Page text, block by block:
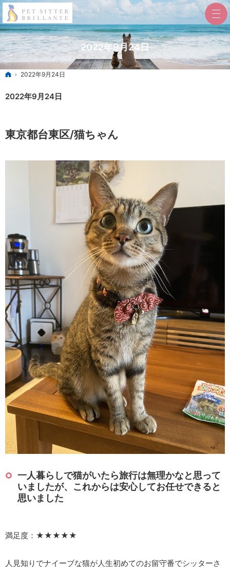
2022年9月24日
ホーム
2022年9月24日
2022年9月24日
東京都台東区/猫ちゃん
一人暮らしで猫がいたら旅行は無理かなと思って
いましたが、これからは安心してお任せできると
思いました
満足度：★★★★★
人見知りでナイーブな猫が人生初めてのお留守番でシッターさ